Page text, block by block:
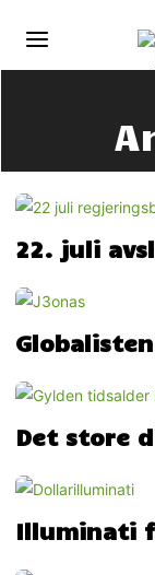
22. juli
Det store
Illuminati